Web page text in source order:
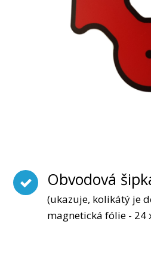
Obvodová
(ukazuje, kolikátý je
magnetická fólie - 24